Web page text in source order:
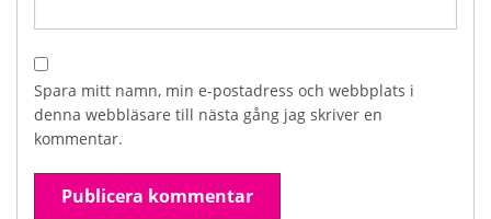
Spara mitt namn, min e-postadress och webbplats i
denna webbläsare till nästa gång jag skriver en
kommentar.